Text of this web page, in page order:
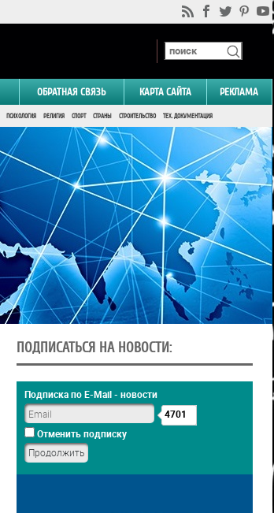
ОБРАТНАЯ СВЯЗЬ КАРТА САЙТА РЕКЛАМА
ПСИХОЛОГИЯ РЕЛИГИЯ СПОРТ СТРАНЫ СТРОИТЕЛЬСТВО ТЕХ. ДОКУМЕНТАЦИЯ
ПОДПИСАТЬСЯ НА НОВОСТИ:
Подписка по E-Mail - новости
4701
Отменить подписку